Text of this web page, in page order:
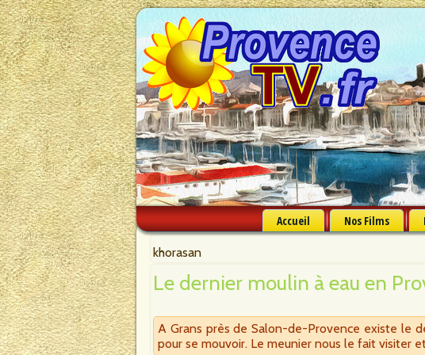
Accueil Nos Films
khorasan
Le dernier moulin à eau en
A Grans près de Salon-de-Provence existe le
pour se mouvoir. Le meunier nous le fait visiter